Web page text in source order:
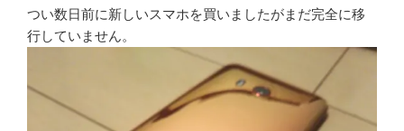
つい数日前に新しいスマホを買いましたがまだ完全に移
行していません。